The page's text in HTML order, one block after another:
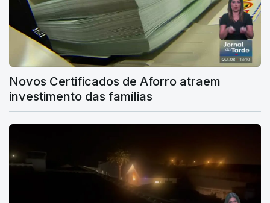
Novos Certificados de Aforro atraem
investimento das famílias